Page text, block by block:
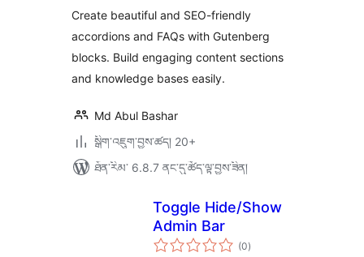
ཚང་།
Create beautiful and SEO-friendly
accordions and FAQs with Gutenberg
blocks. Build engaging content sections
and knowledge bases easily.
Md Abul Bashar
སྒྲིག་འཇུག་བྱས་ཚད། 20+
ཐོན་རིམ་ 6.8.7 ནང་དུ་ཚོད་ལྟ་བྱས་ཟིན།
Toggle Hide/Show
Admin Bar
(0གདེང་
འཇོག་
)